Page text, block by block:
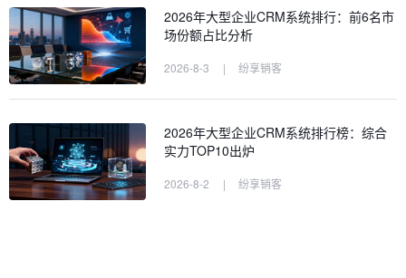
2026年大型企业CRM系统排行：前6名市
场份额占比分析
2026-8-3 | 纷享销客
2026年大型企业CRM系统排行榜：综合
实力TOP10出炉
2026-8-2 | 纷享销客